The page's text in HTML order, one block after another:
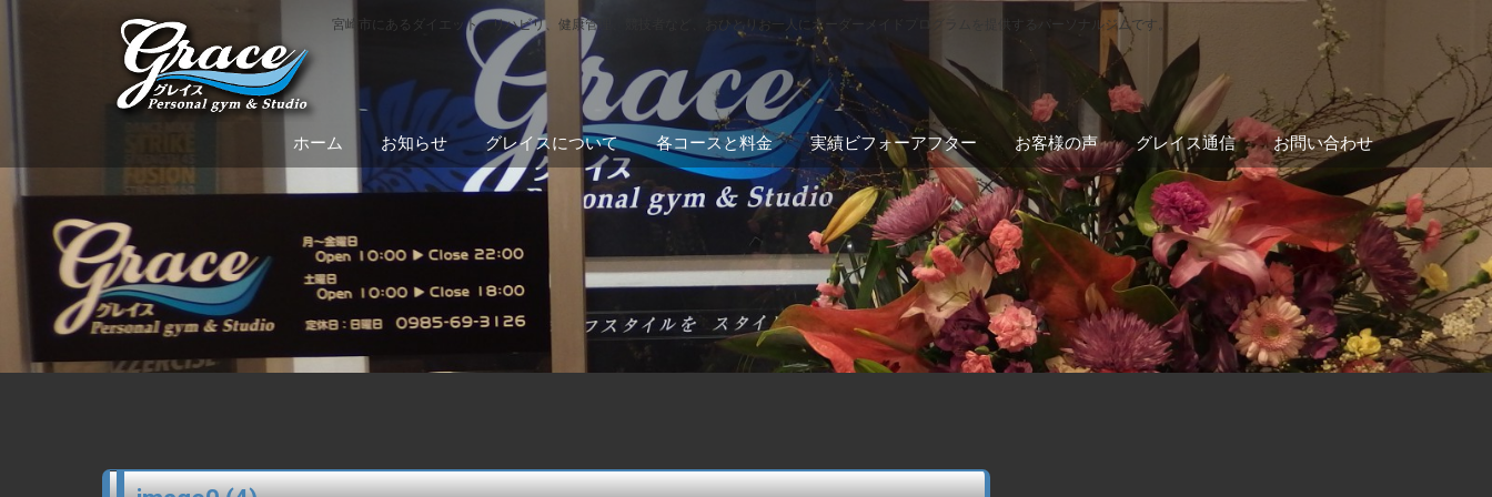
宮崎市にあるダイエット、リハビリ、健康管理、競技者など、おひとりお一人にオーダーメイドプログラムを提供するパーソナルジムです。
ホーム お知らせ グレイスについて 各コースと料金 実績ビフォーアフター お客様の声 グレイス通信 お問い合わせ